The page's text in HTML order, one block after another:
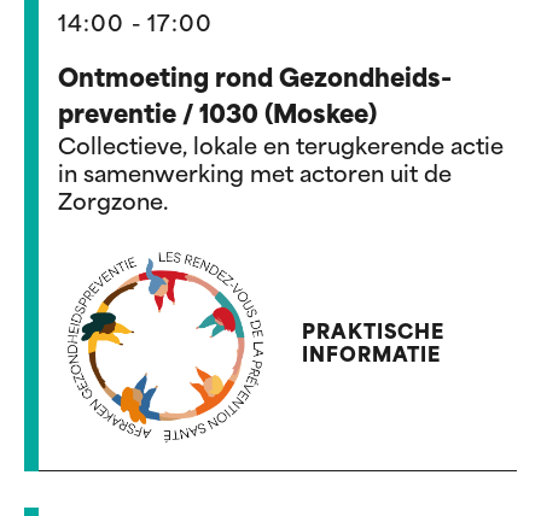
14:00 - 17:00
Ontmoeting rond Gezondheids-
preventie / 1030 (Moskee)
Collectieve, lokale en terugkerende actie
in samenwerking met actoren uit de
Zorgzone.
PRAKTISCHE
INFORMATIE